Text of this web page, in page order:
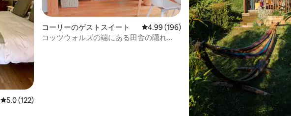
レビュー122件、5つ星中5.0つ星の平均評価
5.0 (122)
コーリーのゲストスイート レビュー196件、5つ星中4.99つ星の平均評価
4.99 (196)
コッツウォルズの端にある田舎の隠れ